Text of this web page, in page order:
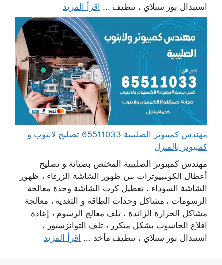
استبدال بور سبلاي ، تنظيف ... اقرأ المزيد
مهندس كمبيوتر الصليبية 65511033 تصليح لابتوب و
كمبيوتر بالمنزل
مهندس كمبيوتر الصليبية المختص بصيانة و تصليح
أعطال الكومبيوترات من ظهور الشاشة الزرقاء ، ظهور
الشاشة السوداء ، تعطيل كرت الشاشة وحدة معالجة
الرسومات ، مشاكل وحدات الطاقة و التغذية ، معالجة
مشاكل الحرارة الزائدة ، تلف معالج الرسوم ، إعادة
اقلاع الحاسوب بشكل متكرر ، تلف التوانزستور ،
استبدال بور سبلاي ، تنظيف مآخذ ... اقرأ المزيد